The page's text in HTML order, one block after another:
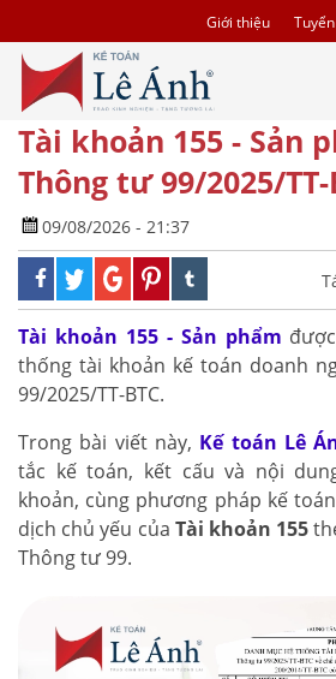
Giới thiệu
Tài khoản 155 - Sản
Thông tư 99/2025/TT-
09/08/2026 - 21:37
Tài khoản 155 - Sản phẩm
thống tài khoản kế toán doanh
99/2025/TT-BTC.
Trong bài viết này, Kế toán Lê
tắc kế toán, kết cấu và nội
khoản, cùng phương pháp kế
dịch chủ yếu của Tài khoản 155
Thông tư 99.